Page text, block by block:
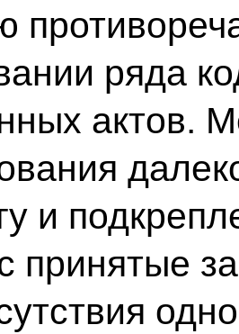
ряда
актов.
и
принятые